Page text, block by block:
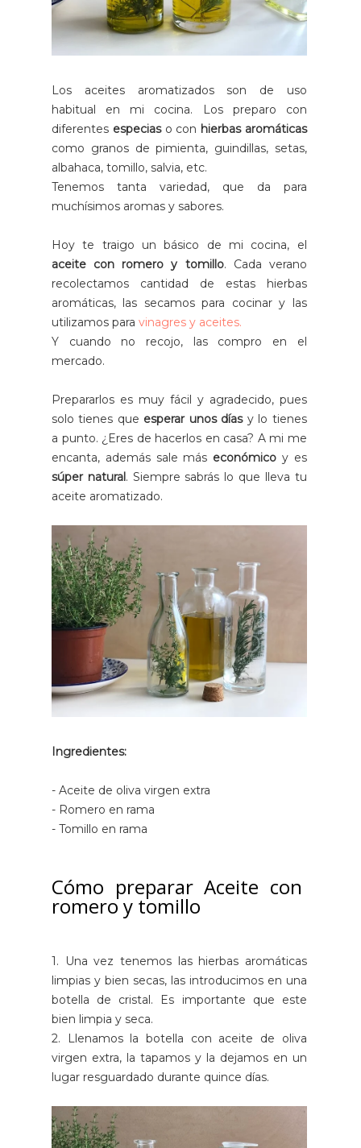
Los aceites aromatizados son de uso
habitual en mi cocina. Los preparo con
diferentes especiaso con hierbas aromáticas
como granos de pimienta, guindillas, setas,
albahaca, tomillo, salvia, etc.
Tenemos tanta variedad, que da para
muchísimos aromas y sabores.
Hoy te traigo un básico de mi cocina, el
aceite con romero y tomillo. Cada verano
recolectamos cantidad de estas hierbas
aromáticas, las secamos para cocinar y las
utilizamos para vinagres y aceites.
Y cuando no recojo, las compro en el
mercado.
Prepararlos es muy fácil y agradecido, pues
solo tienes que esperar unos días y lo tienes
a punto. ¿Eres de hacerlos en casa? A mi me
encanta, además sale más económico y es
súper natural. Siempre sabrás lo que lleva tu
aceite aromatizado.
Ingredientes:
- Aceite de oliva virgen extra
- Romero en rama
- Tomillo en rama
Cómo preparar Aceite con
romero y tomillo
1. Una vez tenemos las hierbas aromáticas
limpias y bien secas, las introducimos en una
botella de cristal. Es importante que este
bien limpia y seca.
2. Llenamos la botella con aceite de oliva
virgen extra, la tapamos y la dejamos en un
lugar resguardado durante quince días.